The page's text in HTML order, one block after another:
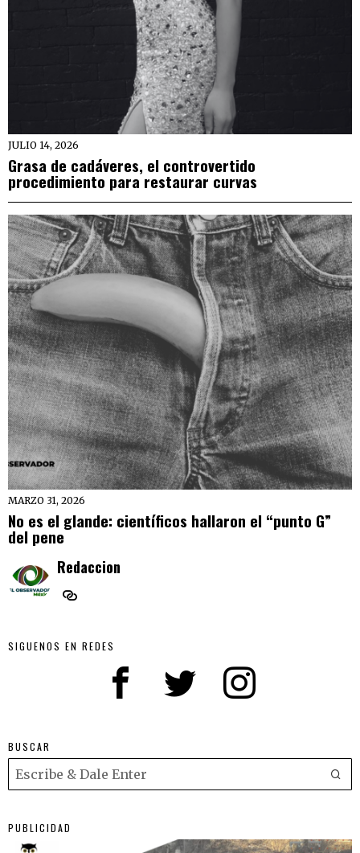
JULIO 14, 2026
Grasa de cadáveres, el controvertido
procedimiento para restaurar curvas
MARZO 31, 2026
No es el glande: científicos hallaron el “punto G”
del pene
Redaccion
SIGUENOS EN REDES
BUSCAR
PUBLICIDAD